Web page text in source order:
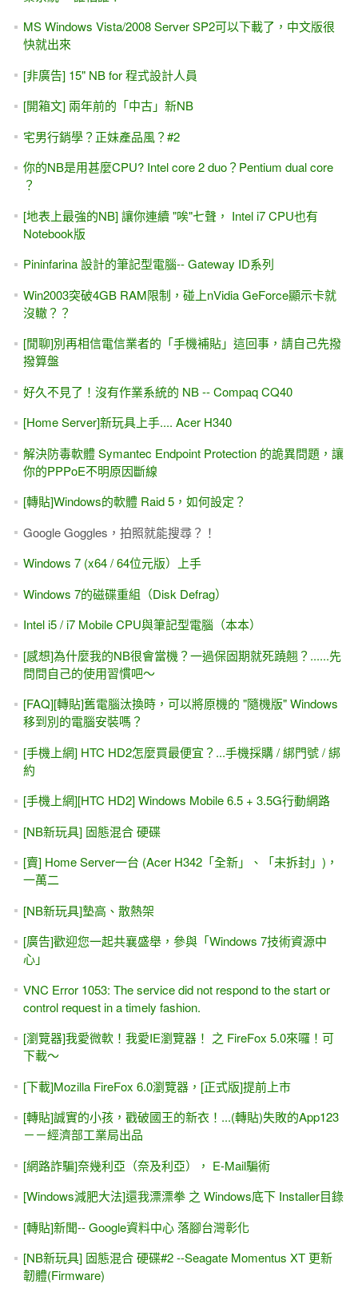
MS Windows Vista/2008 Server SP2可以下載了，中文版很
快就出來
[非廣告] 15" NB for 程式設計人員
[開箱文] 兩年前的「中古」新NB
宅男行銷學？正妹產品風？#2
你的NB是用甚麼CPU? Intel core 2 duo？Pentium dual core
？
[地表上最強的NB] 讓你連續 "唉"七聲， Intel i7 CPU也有
Notebook版
Pininfarina 設計的筆記型電腦-- Gateway ID系列
Win2003突破4GB RAM限制，碰上nVidia GeForce顯示卡就
沒轍？？
[閒聊]別再相信電信業者的「手機補貼」這回事，請自己先撥
撥算盤
好久不見了！沒有作業系統的 NB -- Compaq CQ40
[Home Server]新玩具上手.... Acer H340
解決防毒軟體 Symantec Endpoint Protection 的詭異問題，讓
你的PPPoE不明原因斷線
[轉貼]Windows的軟體 Raid 5，如何設定？
Google Goggles，拍照就能搜尋？！
Windows 7 (x64 / 64位元版）上手
Windows 7的磁碟重組（Disk Defrag）
Intel i5 / i7 Mobile CPU與筆記型電腦（本本）
[感想]為什麼我的NB很會當機？一過保固期就死蹺翹？......先
問問自己的使用習慣吧～
[FAQ][轉貼]舊電腦汰換時，可以將原機的 "隨機版" Windows
移到別的電腦安裝嗎？
[手機上網] HTC HD2怎麼買最便宜？...手機採購 / 綁門號 / 綁
約
[手機上網][HTC HD2] Windows Mobile 6.5 + 3.5G行動網路
[NB新玩具] 固態混合 硬碟
[賣] Home Server一台 (Acer H342「全新」、「未拆封」)，
一萬二
[NB新玩具]墊高、散熱架
[廣告]歡迎您一起共襄盛舉，參與「Windows 7技術資源中
心」
VNC Error 1053: The service did not respond to the start or
control request in a timely fashion.
[瀏覽器]我愛微軟！我愛IE瀏覽器！ 之 FireFox 5.0來囉！可
下載～
[下載]Mozilla FireFox 6.0瀏覽器，[正式版]提前上市
[轉貼]誠實的小孩，戳破國王的新衣！...(轉貼)失敗的App123
－－經濟部工業局出品
[網路詐騙]奈幾利亞（奈及利亞）， E-Mail騙術
[Windows減肥大法]還我漂漂拳 之 Windows底下 Installer目錄
[轉貼]新聞-- Google資料中心 落腳台灣彰化
[NB新玩具] 固態混合 硬碟#2 --Seagate Momentus XT 更新
韌體(Firmware)